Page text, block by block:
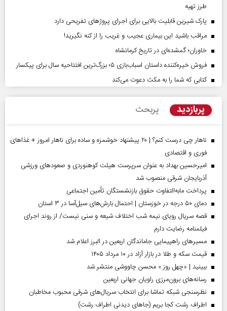
طرز تهیه
پارک شیرین قابلیت‌ بالایی برای اجرای پروژهای تفریحی دارد
مراقب باشید این بیماری عجیب و غریب را از کنه نگیرید!
خاوران؛ گمشده‌ای در تاریخ کرمانشاه
فروش خیره‌کننده داستان اسباب‌بازی ۵؛ بزرگ‌ترین افتتاحیه سال برای پیکسار
کتابی که شما را به مکث دعوت می‌کند
پربازدید پربحث
ناهار چی درست کنم؟ | ۲۰ پیشنهاد خوشمزه و ساده برای ناهار امروز + غذاهای
فوری و اقتصادی
امیرحسین بهداد به عنوان سرپرست هیئت کوهنوردی و صعودهای ورزشی
آذربایجان شرقی منصوب شد
پرداخت مابه‌التفاوت حقوق بازنشستگان تأمین اجتماعی
دمای ۵۰ درجه در خوزستان | احتمال بارش‌های سیل‌آسا در ۳ استان
قصه سریال رویای نیمه شب اختلاف شیعه و سنی نیست/ از روند اجرای
فیلمنامه رضایت دارم
مسیر‌های راهپیمایی جاماندگان اربعین در البرز اعلام شد
قیمت سکه و طلا در بازار آزاد در ۱۰ مرداد ۱۴۰۵
ببینید | «چهل روز » محسن چاووشی منتشر شد
رسانه‌های برون‌مرزی راویان جهانی اربعین
نظرسنجی شبکه تماشا برای انتخاب سریال‌های شرقی محبوب مخاطبان
اطراف رشت کجا بریم (جاهای دیدنی اطراف رشت)